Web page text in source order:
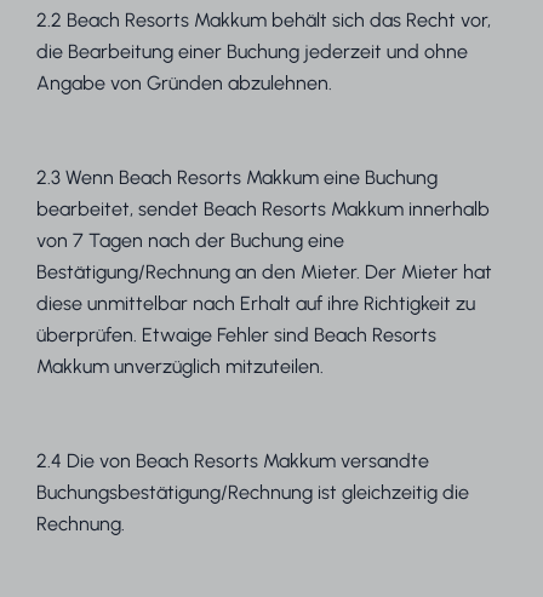
2.2 Beach Resorts Makkum behält sich das Recht vor,
die Bearbeitung einer Buchung jederzeit und ohne
Angabe von Gründen abzulehnen.
2.3 Wenn Beach Resorts Makkum eine Buchung
bearbeitet, sendet Beach Resorts Makkum innerhalb
von 7 Tagen nach der Buchung eine
Bestätigung/Rechnung an den Mieter. Der Mieter hat
diese unmittelbar nach Erhalt auf ihre Richtigkeit zu
überprüfen. Etwaige Fehler sind Beach Resorts
Makkum unverzüglich mitzuteilen.
2.4 Die von Beach Resorts Makkum versandte
Buchungsbestätigung/Rechnung ist gleichzeitig die
Rechnung.